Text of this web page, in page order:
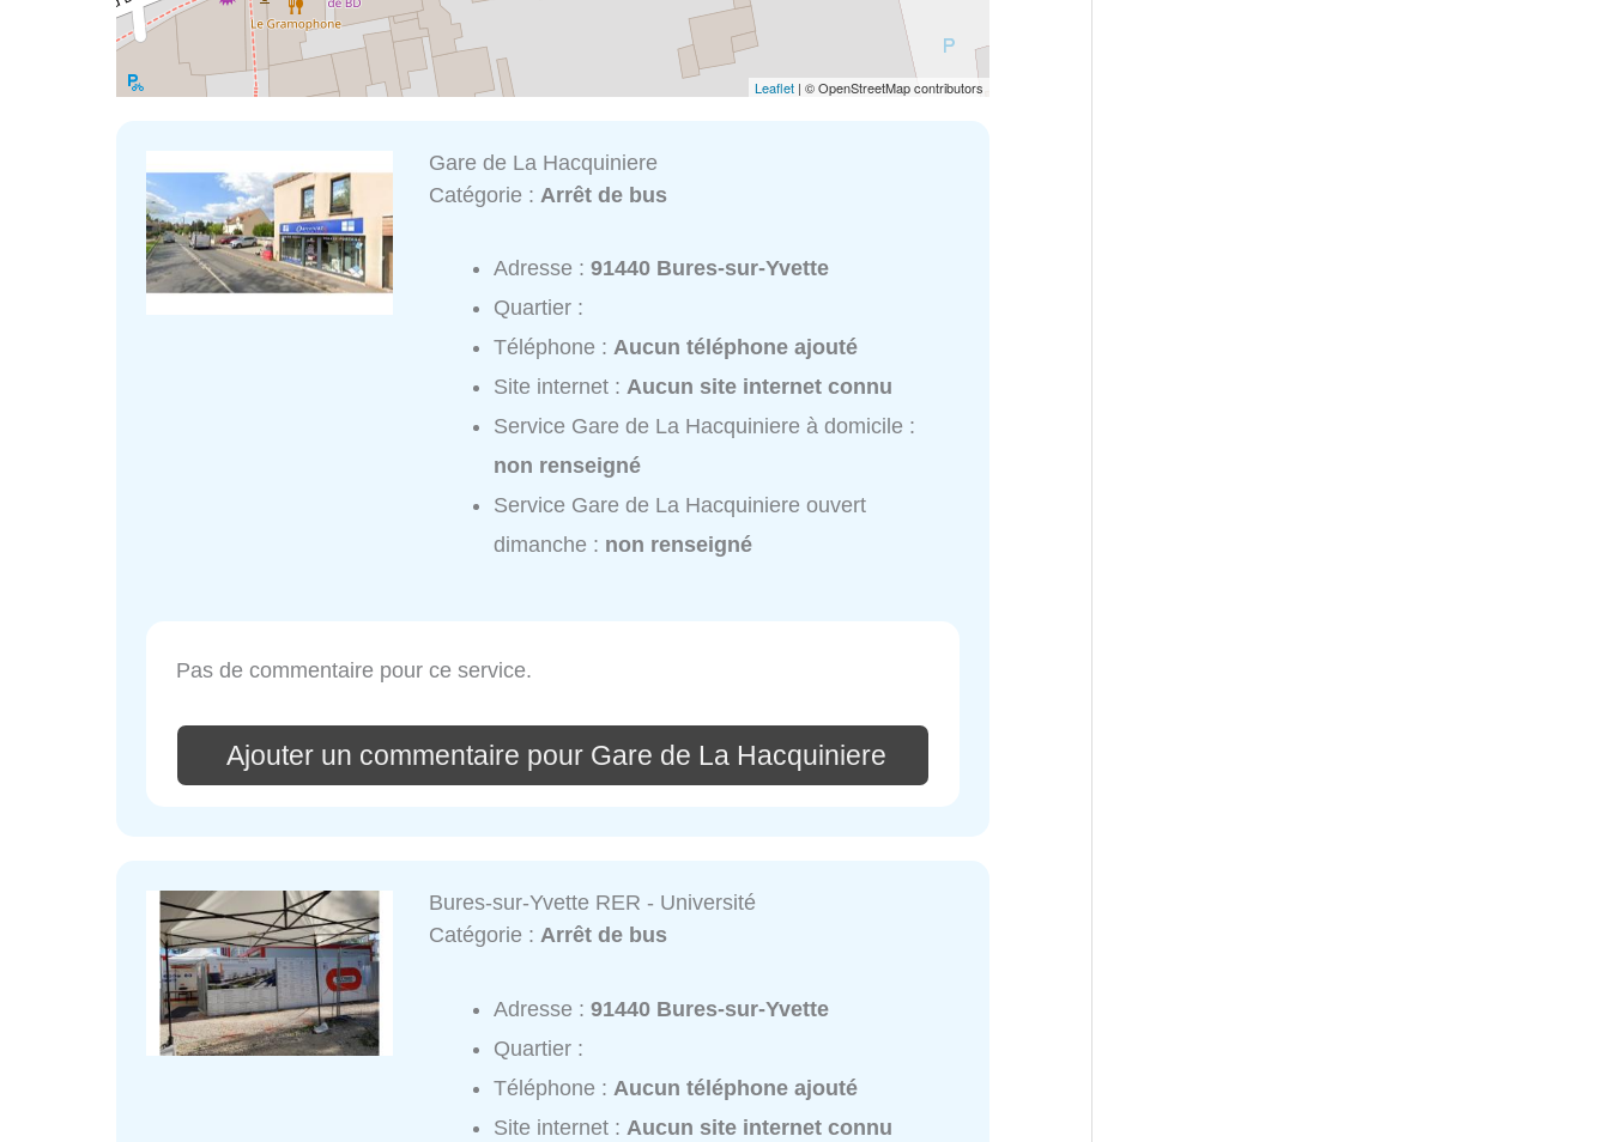
Leaflet | © OpenStreetMap contributors
Gare de La Hacquiniere
Catégorie : Arrêt de bus
Adresse :91440 Bures-sur-Yvette
Quartier :
Téléphone :Aucun téléphone ajouté
Site internet :Aucun site internet connu
Service Gare de La Hacquiniere à domicile :
non renseigné
Service Gare de La Hacquiniere ouvert
dimanche : non renseigné
Pas de commentaire pour ce service.
Ajouter un commentaire pour Gare de La Hacquiniere
Bures-sur-Yvette RER - Université
Catégorie :Arrêt de bus
Adresse :91440 Bures-sur-Yvette
Quartier :
Téléphone : Aucun téléphone ajouté
Site internet : Aucun site internet connu